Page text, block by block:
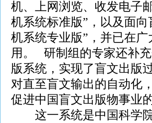
机、上网浏览、收发电子
机系统标准版”，以及面
机系统专业版”，并已在
用。 研制组的专家还补
版系统，实现了盲文出版
对直至盲文输出的自动化
促进中国盲文出版物事业
这一系统是中国科学院